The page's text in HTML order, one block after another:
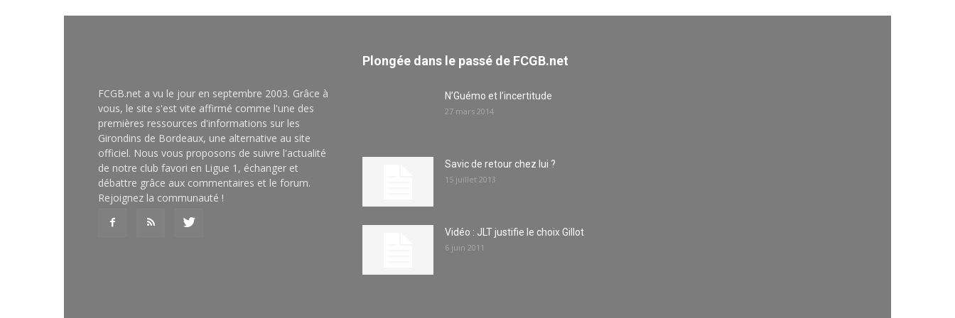
FCGB.net a vu le jour en septembre 2003. Grâce à
vous, le site s'est vite affirmé comme l'une des
premières ressources d'informations sur les
Girondins de Bordeaux, une alternative au site
officiel. Nous vous proposons de suivre l'actualité
de notre club favori en Ligue 1, échanger et
débattre grâce aux commentaires et le forum.
Rejoignez la communauté !
Plongée dans le passé de FCGB.net
N’Guémo et l’incertitude
27 mars 2014
Savic de retour chez lui ?
15 juillet 2013
Vidéo : JLT justifie le choix Gillot
6 juin 2011